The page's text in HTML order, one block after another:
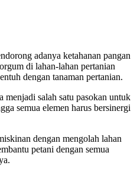
adanya ketahanan pangan
di lahan-lahan pertanian
dengan tanaman pertanian.
menjadi salah satu pasokan untuk
semua elemen harus bersinergi
dengan mengolah lahan
petani dengan semua